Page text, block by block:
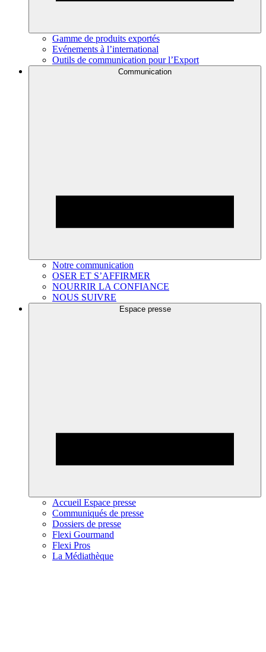
Gamme de produits exportés
Evénements à l’international
Outils de communication pour l’Export
Communication
Notre communication
OSER ET S’AFFIRMER
NOURRIR LA CONFIANCE
NOUS SUIVRE
Espace presse
Accueil Espace presse
Communiqués de presse
Dossiers de presse
Flexi Gourmand
Flexi Pros
La Médiathèque